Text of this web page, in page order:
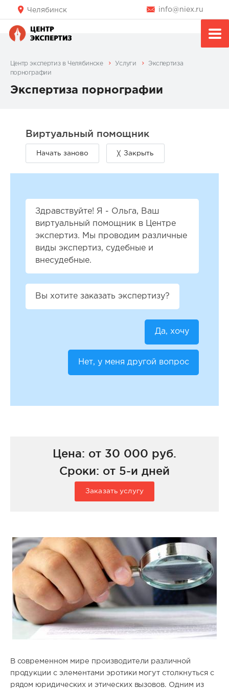
Челябинск info@niex.ru
Центр экспертиз в Челябинске Услуги
Экспертиза
порнографии
Экспертиза порнографии
Здравствуйте! Я - Ольга, Ваш
виртуальный помощник в Центре
экспертиз. Мы проводим различные
виды экспертиз, судебные и
внесудебные.
Вы хотите заказать экспертизу?
Да, хочу
Нет, у меня другой вопрос
Цена: от 30 000 руб.
Сроки: от 5-и дней
Заказать услугу
В современном мире производители различной
продукции с элементами эротики могут столкнуться с
рядом юридических и этических вызовов. Одним из